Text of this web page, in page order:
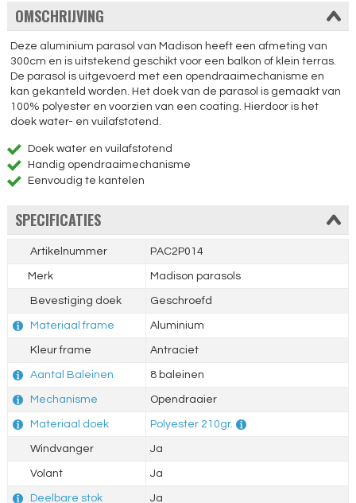
OMSCHRIJVING
Deze aluminium parasol van Madison heeft een afmeting van
300cm en is uitstekend geschikt voor een balkon of klein terras.
De parasol is uitgevoerd met een opendraaimechanisme en
kan gekanteld worden. Het doek van de parasol is gemaakt van
100% polyester en voorzien van een coating. Hierdoor is het
doek water- en vuilafstotend.
Doek water en vuilafstotend
Handig opendraaimechanisme
Eenvoudig te kantelen
SPECIFICATIES
Artikelnummer PAC2P014
Merk Madison parasols
Bevestiging doek Geschroefd
Materiaal frame Aluminium
Kleur frame Antraciet
Aantal Baleinen 8 baleinen
Mechanisme Opendraaier
Materiaal doek Polyester 210gr.
Windvanger Ja
Volant Ja
Deelbare stok Ja